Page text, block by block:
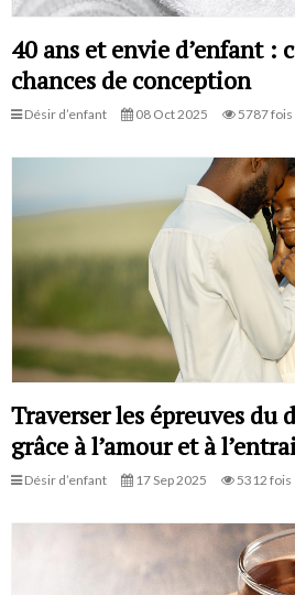
40 ans et envie d’enfant :
chances de conception
Désir d’enfant 08 Oct 2025 5787 fois
Traverser les épreuves du
grâce à l’amour et à
Désir d’enfant 17 Sep 2025 5312 fois